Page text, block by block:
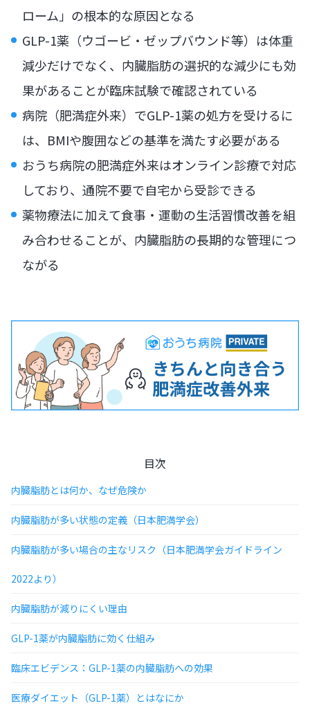
ローム」の根本的な原因となる
GLP-1薬（ウゴービ・ゼップバウンド等）は体重
減少だけでなく、内臓脂肪の選択的な減少にも効
果があることが臨床試験で確認されている
病院（肥満症外来）でGLP-1薬の処方を受けるに
は、BMIや腹囲などの基準を満たす必要がある
おうち病院の肥満症外来はオンライン診療で対応
しており、通院不要で自宅から受診できる
薬物療法に加えて食事・運動の生活習慣改善を組
み合わせることが、内臓脂肪の長期的な管理につ
ながる
目次
内臓脂肪とは何か、なぜ危険か
内臓脂肪が多い状態の定義（日本肥満学会）
内臓脂肪が多い場合の主なリスク（日本肥満学会ガイドライン
2022より）
内臓脂肪が減りにくい理由
GLP-1薬が内臓脂肪に効く仕組み
臨床エビデンス：GLP-1薬の内臓脂肪への効果
医療ダイエット（GLP-1薬）とはなにか